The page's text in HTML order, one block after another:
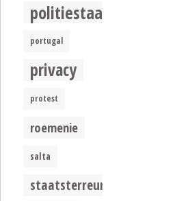
politiestaat
portugal
privacy
protest
roemenie
salta
staatsterreur